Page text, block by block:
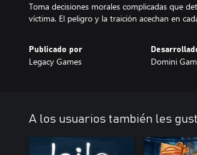
Toma decisiones morales complicadas que
víctima. El peligro y la traición acechan en
Publicado por
Legacy Games Domini
A los usuarios también les